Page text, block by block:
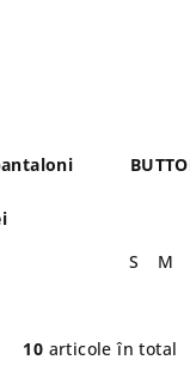
S
M
C
10 articole în total